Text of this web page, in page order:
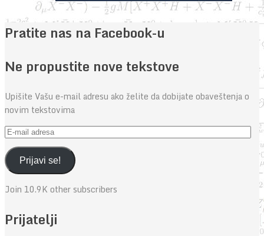
Pratite nas na Facebook-u
Ne propustite nove tekstove
Upišite Vašu e-mail adresu ako želite da dobijate obaveštenja o
novim tekstovima
E-
mail
adresaPrijavi se!
Join 10.9K other subscribers
Prijatelji